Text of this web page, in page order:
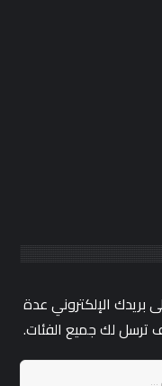
الإلكتروني عدة
ترسل لك جميع الفئات.